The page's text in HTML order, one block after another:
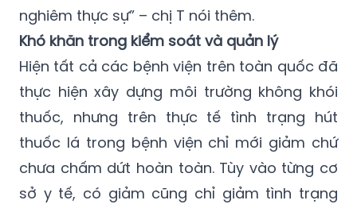
Hiện tất cả các bệnh viện trên toàn quốc đã
thực hiện xây dựng môi trường không khói
thuốc, nhưng trên thực tế tình trạng hút
thuốc lá trong bệnh viện chỉ mới giảm chứ
chưa chấm dứt hoàn toàn. Tùy vào từng cơ
sở y tế, có giảm cũng chỉ giảm tình trạng
người dân hút thuốc công khai ở hành lang,
ghế chờ mà di chuyển ra ghế đá khuôn viên